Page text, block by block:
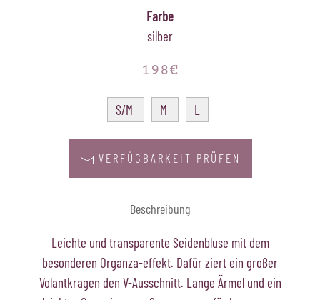
Farbe
silber
198€
S/M M L
VERFÜGBARKEIT PRÜFEN
Beschreibung
Leichte und transparente Seidenbluse mit dem
besonderen Organza-effekt. Dafür ziert ein großer
Volantkragen den V-Ausschnitt. Lange Ärmel und ein